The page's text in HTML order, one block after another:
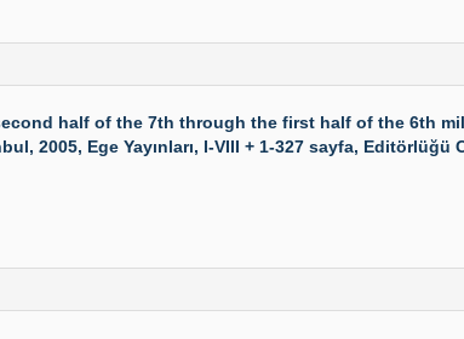
half of the 7th through the first half of the 6th
Ege Yayınları, I-VIII + 1-327 sayfa, Editörlüğü